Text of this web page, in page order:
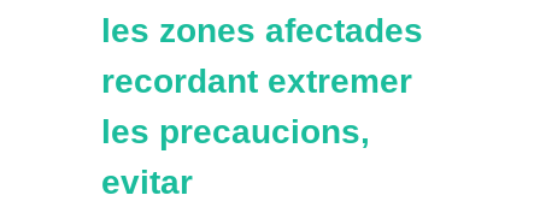
les zones afectades
recordant extremer
les precaucions,
evitar